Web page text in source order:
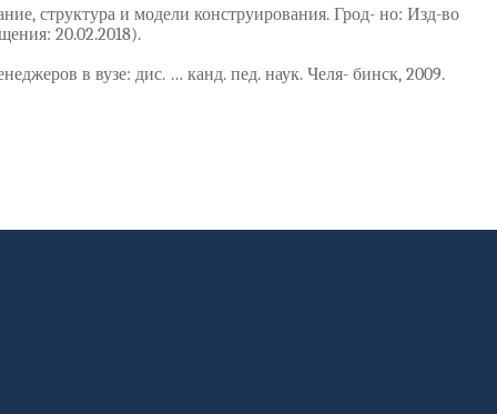
структура и модели конструирования. Грод- но: Изд-во
20.02.2018).
в вузе: дис. … канд. пед. наук. Челя- бинск, 2009.